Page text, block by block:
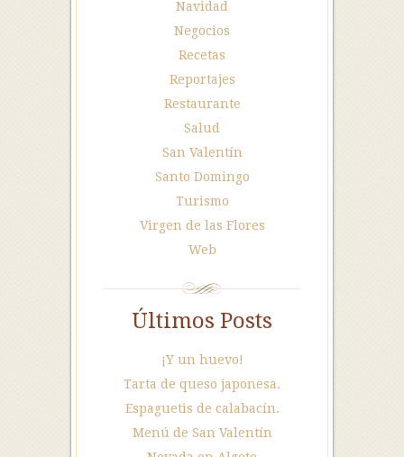
Navidad
Negocios
Recetas
Reportajes
Restaurante
Salud
San Valentín
Santo Domingo
Turismo
Virgen de las Flores
Web
Últimos Posts
¡Y un huevo!
Tarta de queso japonesa.
Espaguetis de calabacín.
Menú de San Valentín